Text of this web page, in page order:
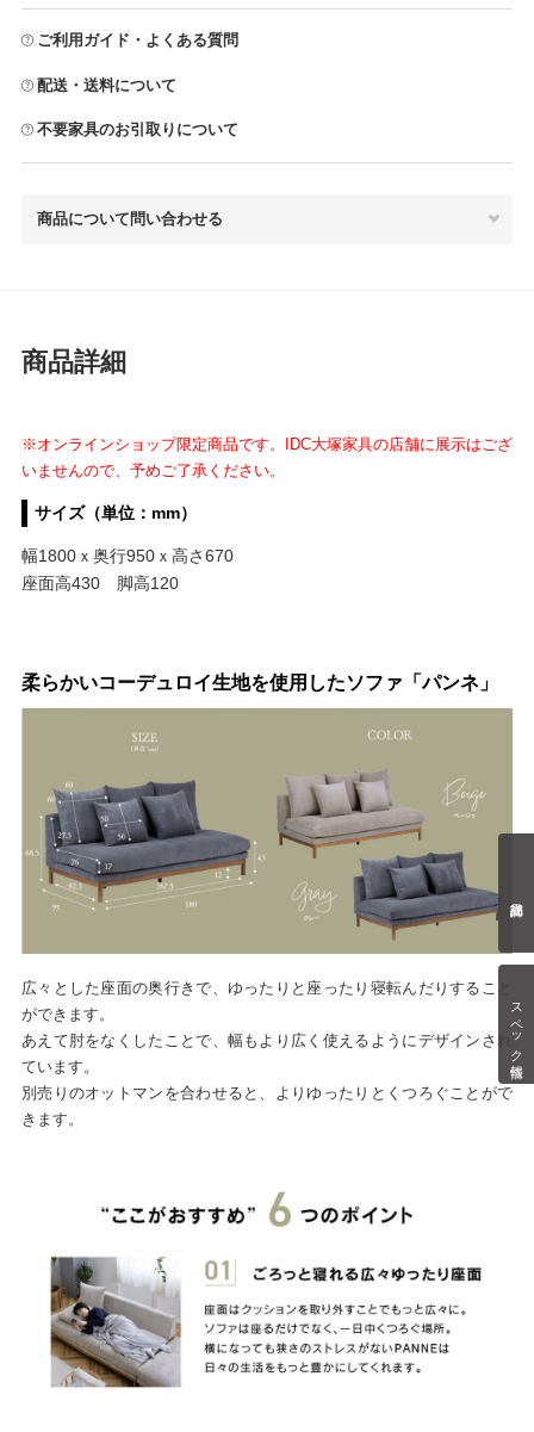
スペック情報
ご利用ガイド・よくある質問
配送・送料について
不要家具のお引取りについて
商品について問い合わせる
商品詳細
※オンラインショップ限定商品です。IDC大塚家具の店舗に展示はござ
いませんので、予めご了承ください。
サイズ（単位：mm）
幅1800ｘ奥行950ｘ高さ670
座面高430 脚高120
柔らかいコーデュロイ生地を使用したソファ「パンネ」
広々とした座面の奥行きで、ゆったりと座ったり寝転んだりすること
ができます。
あえて肘をなくしたことで、幅もより広く使えるようにデザインされ
ています。
別売りのオットマンを合わせると、よりゆったりとくつろぐことがで
きます。